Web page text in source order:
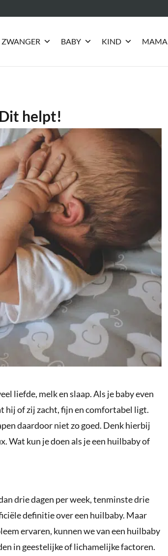
ZWANGER BABY KIND MAMA
helpt!
liefde, melk en slaap. Als je baby even
hij of zij zacht, fijn en comfortabel ligt.
daardoor niet zo goed. Denk hierbij
Wat kun je doen als je een huilbaby of
drie dagen per week, tenminste drie
definitie over een huilbaby. Maar
ervaren, kunnen we van een huilbaby
in geestelijke of lichamelijke factoren.